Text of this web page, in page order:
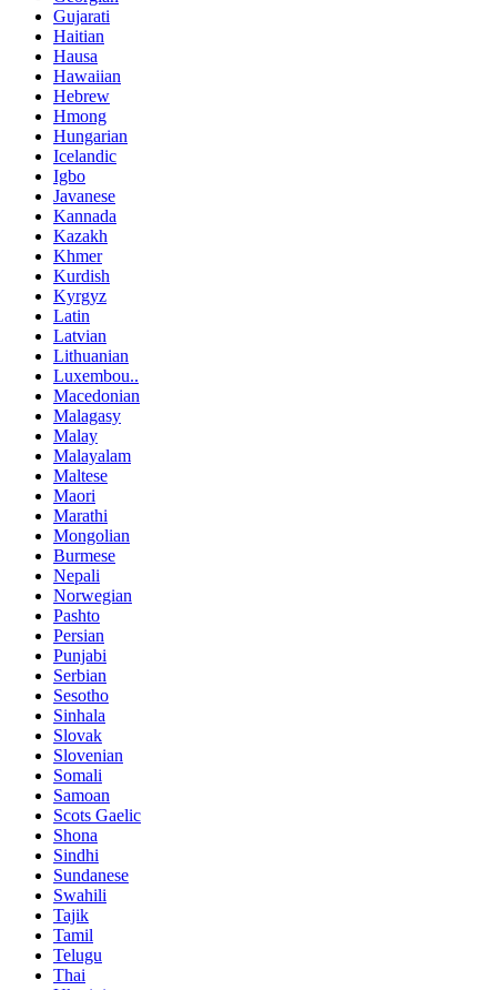
Gujarati
Haitian
Hausa
Hawaiian
Hebrew
Hmong
Hungarian
Icelandic
Igbo
Javanese
Kannada
Kazakh
Khmer
Kurdish
Kyrgyz
Latin
Latvian
Lithuanian
Luxembou..
Macedonian
Malagasy
Malay
Malayalam
Maltese
Maori
Marathi
Mongolian
Burmese
Nepali
Norwegian
Pashto
Persian
Punjabi
Serbian
Sesotho
Sinhala
Slovak
Slovenian
Somali
Samoan
Scots Gaelic
Shona
Sindhi
Sundanese
Swahili
Tajik
Tamil
Telugu
Thai